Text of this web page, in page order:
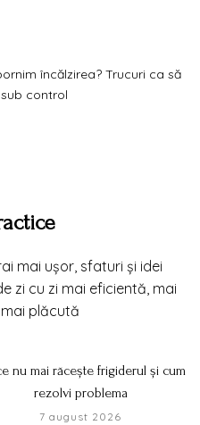
încălzirea? Trucuri ca să
control
mai ușor, sfaturi și idei
zi cu zi mai eficientă, mai
plăcută
nu mai răcește frigiderul și cum
rezolvi problema
7 august 2026